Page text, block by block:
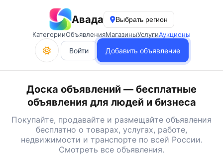
Авада
Выбрать регион
КатегорииОбъявленияМагазиныУслугиАукционы
Войти Добавить объявление
Доска объявлений — бесплатные
объявления для людей и бизнеса
Покупайте, продавайте и размещайте объявления
бесплатно о товарах, услугах, работе,
недвижимости и транспорте по всей России.
Смотреть все объявления.